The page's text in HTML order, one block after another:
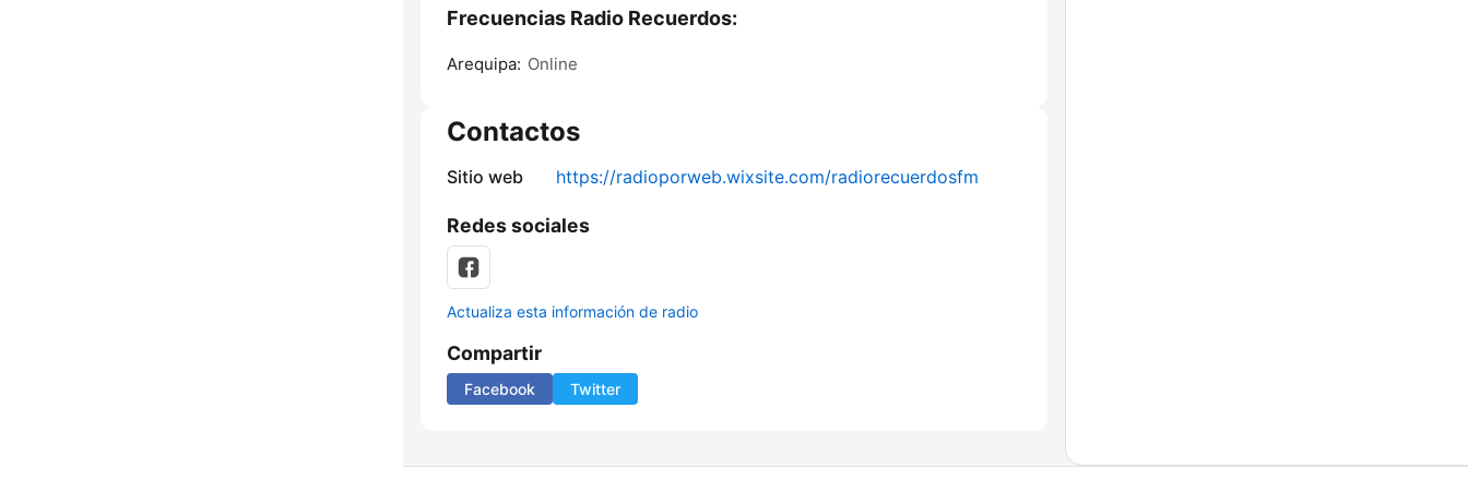
Frecuencias Radio Recuerdos:
Arequipa: Online
Contactos
Sitio web https://radioporweb.wixsite.com/radiorecuerdosfm
Redes sociales
Actualiza esta información de radio
Compartir
Facebook Twitter